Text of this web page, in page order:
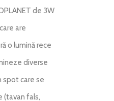
de 3W
are
o lumină rece
diverse
spot care se
(tavan fals,